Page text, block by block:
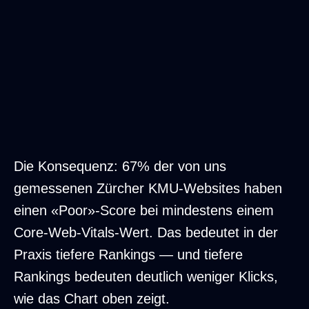
Die Konsequenz: 67% der von uns
gemessenen Zürcher KMU-Websites haben
einen «Poor»-Score bei mindestens einem
Core-Web-Vitals-Wert. Das bedeutet in der
Praxis tiefere Rankings — und tiefere
Rankings bedeuten deutlich weniger Klicks,
wie das Chart oben zeigt.